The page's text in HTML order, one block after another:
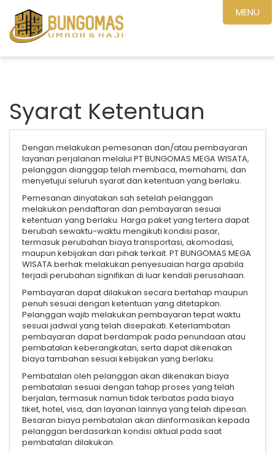
Syarat Ketentuan
Dengan melakukan pemesanan dan/atau pembayaran
layanan perjalanan melalui PT BUNGOMAS MEGA WISATA,
pelanggan dianggap telah membaca, memahami, dan
menyetujui seluruh syarat dan ketentuan yang berlaku.
Pemesanan dinyatakan sah setelah pelanggan
melakukan pendaftaran dan pembayaran sesuai
ketentuan yang berlaku. Harga paket yang tertera dapat
berubah sewaktu-waktu mengikuti kondisi pasar,
termasuk perubahan biaya transportasi, akomodasi,
maupun kebijakan dari pihak terkait. PT BUNGOMAS MEGA
WISATA berhak melakukan penyesuaian harga apabila
terjadi perubahan signifikan di luar kendali perusahaan.
Pembayaran dapat dilakukan secara bertahap maupun
penuh sesuai dengan ketentuan yang ditetapkan.
Pelanggan wajib melakukan pembayaran tepat waktu
sesuai jadwal yang telah disepakati. Keterlambatan
pembayaran dapat berdampak pada penundaan atau
pembatalan keberangkatan, serta dapat dikenakan
biaya tambahan sesuai kebijakan yang berlaku.
Pembatalan oleh pelanggan akan dikenakan biaya
pembatalan sesuai dengan tahap proses yang telah
berjalan, termasuk namun tidak terbatas pada biaya
tiket, hotel, visa, dan layanan lainnya yang telah dipesan.
Besaran biaya pembatalan akan diinformasikan kepada
pelanggan berdasarkan kondisi aktual pada saat
pembatalan dilakukan.
MENU